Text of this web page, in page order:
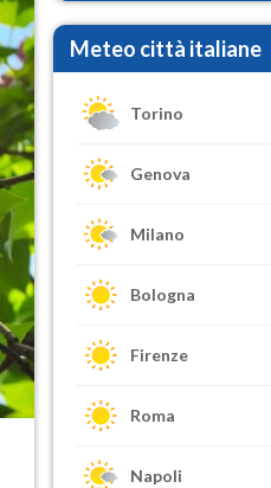
Meteo città italiane
Torino
Genova
Milano
Bologna
Firenze
Roma
Napoli